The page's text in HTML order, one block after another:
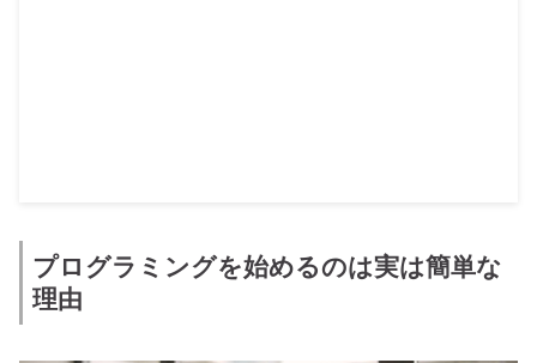
プログラミングを始めるのは実は簡単な
理由